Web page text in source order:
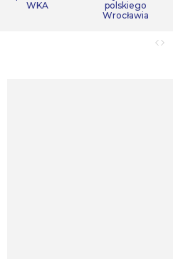
WKA
polskiego
Wrocławia